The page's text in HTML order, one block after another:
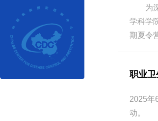
为深
学科学
期夏令
职业
2025年
动。 活